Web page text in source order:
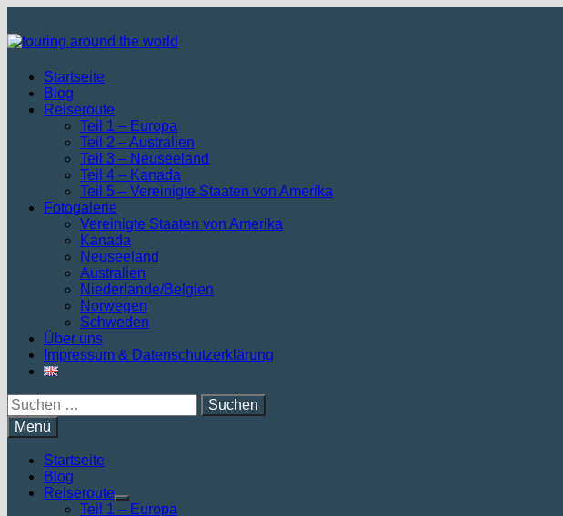
Inhalt
springen
Startseite
Blog
Reiseroute
Teil 1 – Europa
Teil 2 – Australien
Teil 3 – Neuseeland
Teil 4 – Kanada
Teil 5 – Vereinigte Staaten von Amerika
Fotogalerie
Vereinigte Staaten von Amerika
Kanada
Neuseeland
Australien
Niederlande/Belgien
Norwegen
Schweden
Über uns
Impressum & Datenschutzerklärung
Suchen
nach:
Menü
Startseite
Blog
Reiseroute
Untermenü
Teil 1 – Europa